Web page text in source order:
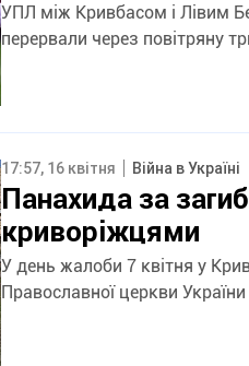
УПЛ між Кривбасом і Лівим
перервали через повітряну
17:57, 16 квітня Війна в Україні
Панахида за
криворіжцями
У день жалоби 7 квітня у
Православної церкви